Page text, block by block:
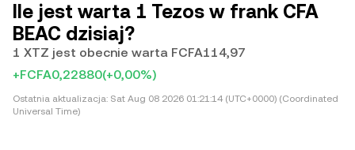
Ile jest warta 1 Tezos w frank CFA
BEAC dzisiaj?
1 XTZ jest obecnie warta FCFA114,97
+FCFA0,22880(+0,00%)
Ostatnia aktualizacja: Sat Aug 08 2026 01:21:14 (UTC+0000) (Coordinated
Universal Time)